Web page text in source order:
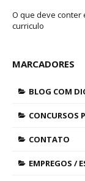
O que deve conter
curriculo
MARCADORES
BLOG COM
CONCURSOS
CONTATO
EMPREGOS /